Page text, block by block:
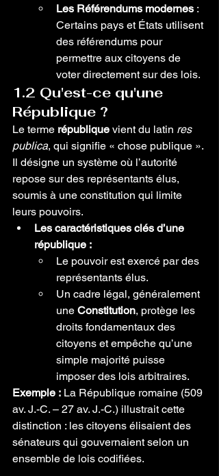
Les Référendums modernes :
Certains pays et États utilisent
des référendums pour
permettre aux citoyens de
voter directement sur des lois.
1.2 Qu'est-ce qu'une
République ?
Le terme république vient du latin res
publica, qui signifie « chose publique ».
Il désigne un système où l’autorité
repose sur des représentants élus,
soumis à une constitution qui limite
leurs pouvoirs.
Les caractéristiques clés d’une
république :
Le pouvoir est exercé par des
représentants élus.
Un cadre légal, généralement
une Constitution, protège les
droits fondamentaux des
citoyens et empêche qu’une
simple majorité puisse
imposer des lois arbitraires.
Exemple : La République romaine (509
av. J.-C. – 27 av. J.-C.) illustrait cette
distinction : les citoyens élisaient des
sénateurs qui gouvernaient selon un
ensemble de lois codifiées.